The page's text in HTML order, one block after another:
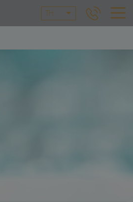
TH